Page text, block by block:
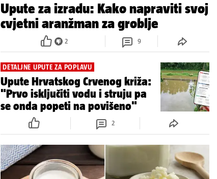
Upute za izradu: Kako napraviti svoj
cvjetni aranžman za groblje
2 9
DETALJNE UPUTE ZA POPLAVU
Upute Hrvatskog Crvenog križa:
"Prvo isključiti vodu i struju pa
se onda popeti na povišeno"
2